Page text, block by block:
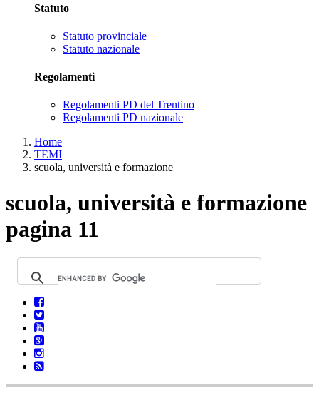
Statuto
Statuto provinciale
Statuto nazionale
Regolamenti
Regolamenti PD del Trentino
Regolamenti PD nazionale
Home
TEMI
scuola, università e formazione
scuola, università e formazione
pagina 11